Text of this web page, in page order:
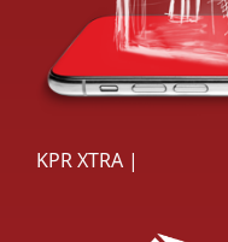
KPR XTRA |